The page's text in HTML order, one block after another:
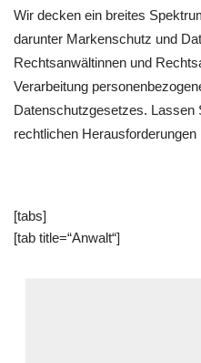
Wir decken ein breites
darunter Markenschutz und
Rechtsanwältinnen und
Verarbeitung
Datenschutzgesetzes. Lassen
rechtlichen Herausforderungen
[tabs]
[tab title=“Anwalt“]